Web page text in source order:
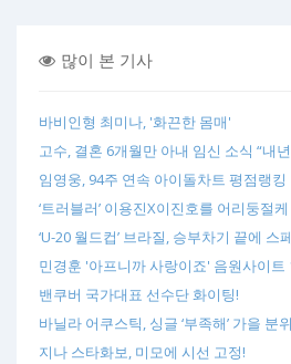
많이 본 기사
바비인형 최미나, '화끈한 몸매'
고수, 결혼 6개월만 아내 임신 소식 “내
임영웅, 94주 연속 아이돌차트 평점랭
‘트러블러’ 이용진X이진호를 어리둥절
‘U-20 월드컵’ 브라질, 승부차기 끝에 스
민경훈 '아프니까 사랑이죠' 음원사이트
밴쿠버 국가대표 선수단 화이팅!
바닐라 어쿠스틱, 싱글 ‘부족해’ 가을 분
지나 스타화보, 미모에 시선 고정!